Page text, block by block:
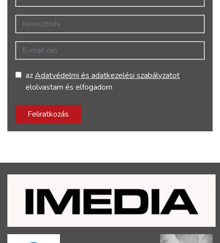
Keresztnév
E-mail cím
azAdatvédelmi és adatkezelési szabályzatot
elolvastam és elfogadom
Feliratkozás